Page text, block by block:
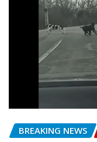
BREAKING NEWS